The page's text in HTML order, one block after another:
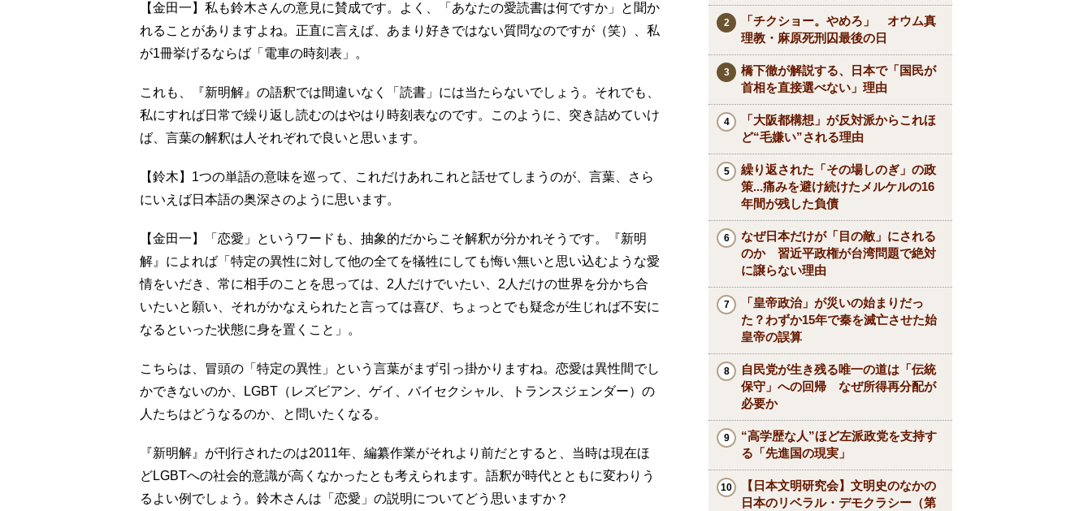
【金田一】私も鈴木さんの意見に賛成です。よく、「あなたの愛読書は何ですか」と聞か
れることがありますよね。正直に言えば、あまり好きではない質問なのですが（笑）、私
が1冊挙げるならば「電車の時刻表」。
これも、『新明解』の語釈では間違いなく「読書」には当たらないでしょう。それでも、
私にすれば日常で繰り返し読むのはやはり時刻表なのです。このように、突き詰めていけ
ば、言葉の解釈は人それぞれで良いと思います。
【鈴木】1つの単語の意味を巡って、これだけあれこれと話せてしまうのが、言葉、さら
にいえば日本語の奥深さのように思います。
【金田一】「恋愛」というワードも、抽象的だからこそ解釈が分かれそうです。『新明
解』によれば「特定の異性に対して他の全てを犠牲にしても悔い無いと思い込むような愛
情をいだき、常に相手のことを思っては、2人だけでいたい、2人だけの世界を分かち合
いたいと願い、それがかなえられたと言っては喜び、ちょっとでも疑念が生じれば不安に
なるといった状態に身を置くこと」。
こちらは、冒頭の「特定の異性」という言葉がまず引っ掛かりますね。恋愛は異性間でし
かできないのか、LGBT（レズビアン、ゲイ、バイセクシャル、トランスジェンダー）の
人たちはどうなるのか、と問いたくなる。
『新明解』が刊行されたのは2011年、編纂作業がそれより前だとすると、当時は現在ほ
どLGBTへの社会的意識が高くなかったとも考えられます。語釈が時代とともに変わりう
るよい例でしょう。鈴木さんは「恋愛」の説明についてどう思いますか？
「チクショー。やめろ」 オウム真
理教・麻原死刑囚最後の日
橋下徹が解説する、日本で「国民が
首相を直接選べない」理由
「大阪都構想」が反対派からこれほ
ど“毛嫌い”される理由
繰り返された「その場しのぎ」の政
策...痛みを避け続けたメルケルの16
年間が残した負債
なぜ日本だけが「目の敵」にされる
のか 習近平政権が台湾問題で絶対
に譲らない理由
「皇帝政治」が災いの始まりだっ
た？わずか15年で秦を滅亡させた始
皇帝の誤算
自民党が生き残る唯一の道は「伝統
保守」への回帰 なぜ所得再分配が
必要か
“高学歴な人”ほど左派政党を支持す
る「先進国の現実」
【日本文明研究会】文明史のなかの
日本のリベラル・デモクラシー（第